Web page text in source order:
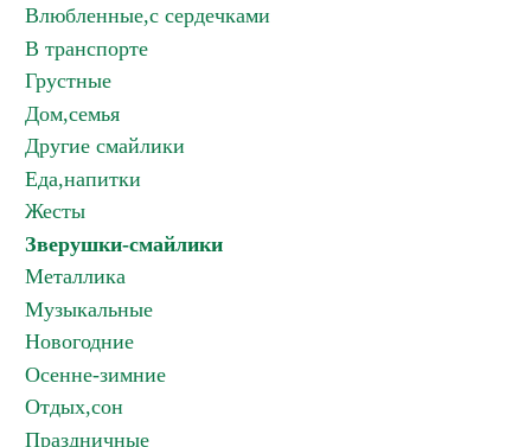
Влюбленные,с сердечками
В транспорте
Грустные
Дом,семья
Другие смайлики
Еда,напитки
Жесты
Зверушки-смайлики
Металлика
Музыкальные
Новогодние
Осенне-зимние
Отдых,сон
Праздничные